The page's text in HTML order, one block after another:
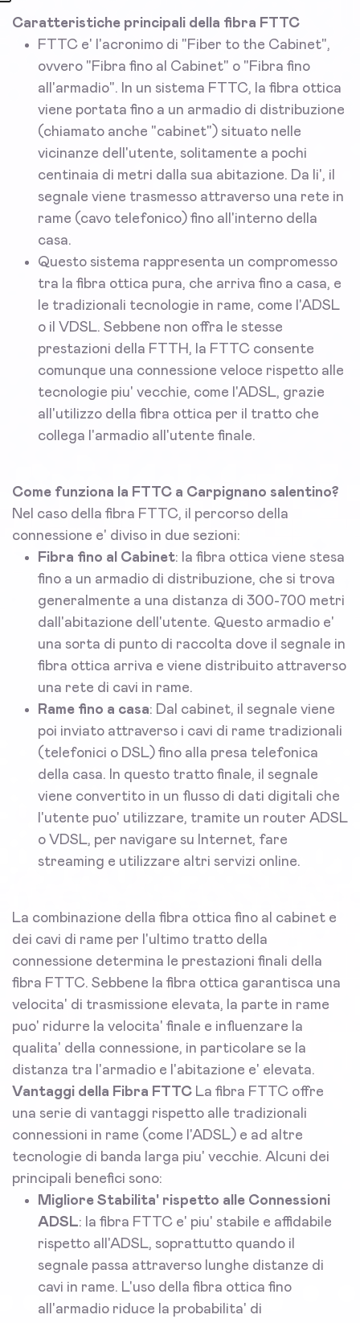
Caratteristiche principali della fibra FTTC
FTTC e' l'acronimo di "Fiber to the Cabinet",
ovvero "Fibra fino al Cabinet" o "Fibra fino
all'armadio". In un sistema FTTC, la fibra ottica
viene portata fino a un armadio di distribuzione
(chiamato anche "cabinet") situato nelle
vicinanze dell'utente, solitamente a pochi
centinaia di metri dalla sua abitazione. Da li', il
segnale viene trasmesso attraverso una rete in
rame (cavo telefonico) fino all'interno della
casa.
Questo sistema rappresenta un compromesso
tra la fibra ottica pura, che arriva fino a casa, e
le tradizionali tecnologie in rame, come l'ADSL
o il VDSL. Sebbene non offra le stesse
prestazioni della FTTH, la FTTC consente
comunque una connessione veloce rispetto alle
tecnologie piu' vecchie, come l'ADSL, grazie
all'utilizzo della fibra ottica per il tratto che
collega l'armadio all'utente finale.
Come funziona la FTTC a Carpignano salentino?
Nel caso della fibra FTTC, il percorso della
connessione e' diviso in due sezioni:
Fibra fino al Cabinet: la fibra ottica viene stesa
fino a un armadio di distribuzione, che si trova
generalmente a una distanza di 300-700 metri
dall'abitazione dell'utente. Questo armadio e'
una sorta di punto di raccolta dove il segnale in
fibra ottica arriva e viene distribuito attraverso
una rete di cavi in rame.
Rame fino a casa: Dal cabinet, il segnale viene
poi inviato attraverso i cavi di rame tradizionali
(telefonici o DSL) fino alla presa telefonica
della casa. In questo tratto finale, il segnale
viene convertito in un flusso di dati digitali che
l'utente puo' utilizzare, tramite un router ADSL
o VDSL, per navigare su Internet, fare
streaming e utilizzare altri servizi online.
La combinazione della fibra ottica fino al cabinet e
dei cavi di rame per l'ultimo tratto della
connessione determina le prestazioni finali della
fibra FTTC. Sebbene la fibra ottica garantisca una
velocita' di trasmissione elevata, la parte in rame
puo' ridurre la velocita' finale e influenzare la
qualita' della connessione, in particolare se la
distanza tra l'armadio e l'abitazione e' elevata.
Vantaggi della Fibra FTTC La fibra FTTC offre
una serie di vantaggi rispetto alle tradizionali
connessioni in rame (come l'ADSL) e ad altre
tecnologie di banda larga piu' vecchie. Alcuni dei
principali benefici sono:
Migliore Stabilita' rispetto alle Connessioni
ADSL: la fibra FTTC e' piu' stabile e affidabile
rispetto all'ADSL, soprattutto quando il
segnale passa attraverso lunghe distanze di
cavi in rame. L'uso della fibra ottica fino
all'armadio riduce la probabilita' di